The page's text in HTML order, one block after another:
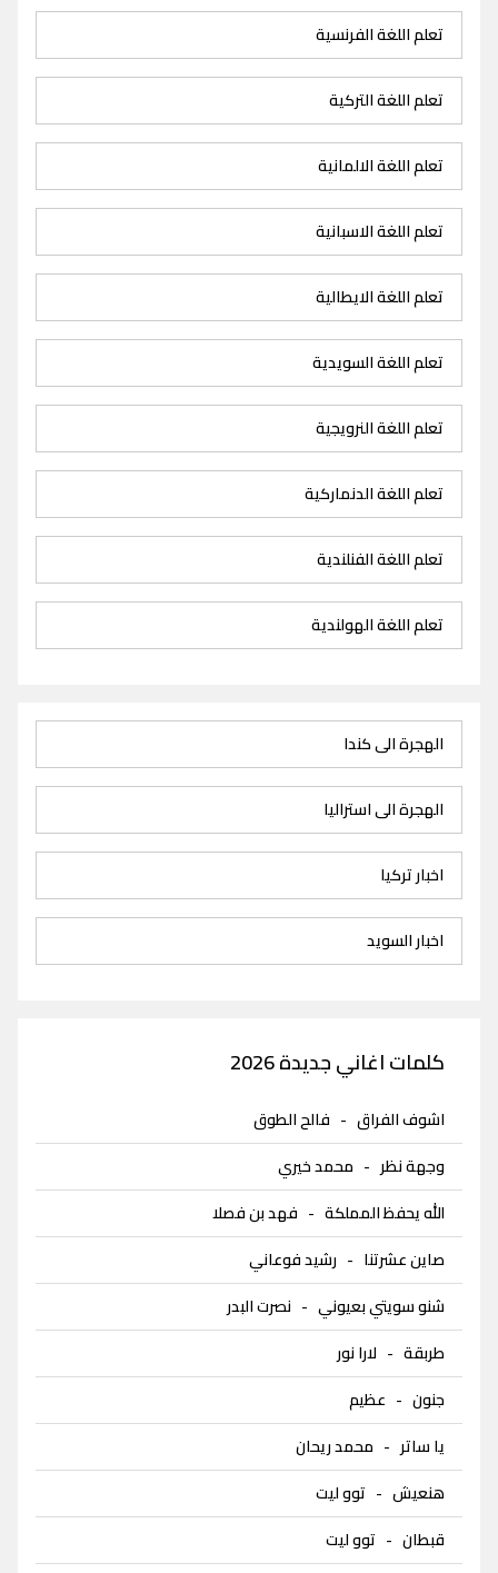
تعلم اللغة الفرنسية
تعلم اللغة التركية
تعلم اللغة الالمانية
تعلم اللغة الاسبانية
تعلم اللغة الايطالية
تعلم اللغة السويدية
تعلم اللغة النرويجية
تعلم اللغة الدنماركية
تعلم اللغة الفنلندية
تعلم اللغة الهولندية
الهجرة الى كندا
الهجرة الى استراليا
اخبار تركيا
اخبار السويد
كلمات اغاني جديدة 2026
اشوف الفراق - فالح الطوق
وجهة نظر - محمد خيري
الله يحفظ المملكة - فهد بن فصلا
صاين عشرتنا - رشيد فوعاني
شنو سويتي بعيوني - نصرت البدر
طربقة - لارا نور
جنون - عظيم
يا ساتر - محمد ريحان
هنعيش - توو ليت
قبطان - توو ليت